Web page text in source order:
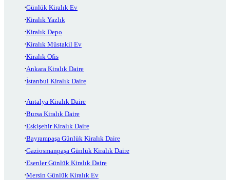
Günlük Kiralık Ev
Kiralık Yazlık
Kiralık Depo
Kiralık Müstakil Ev
Kiralık Ofis
Ankara Kiralık Daire
İstanbul Kiralık Daire
Antalya Kiralık Daire
Bursa Kiralık Daire
Eskişehir Kiralık Daire
Bayrampaşa Günlük Kiralık Daire
Gaziosmanpaşa Günlük Kiralık Daire
Esenler Günlük Kiralık Daire
Mersin Günlük Kiralık Ev